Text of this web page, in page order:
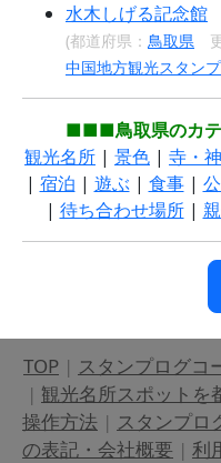
水木しげる記念館
(都道府県： 鳥取県
中国地方観光スタン
■■■鳥取県のカテ
観光名所 | 景色 | 寺・
| 宿泊 | 遊ぶ| 食事|
| 待ち合わせ場所|
TOP | スタンプログコ
| 観光名所スポットを
操作方法 | スタンプロ
の表記・会社概要 | 利